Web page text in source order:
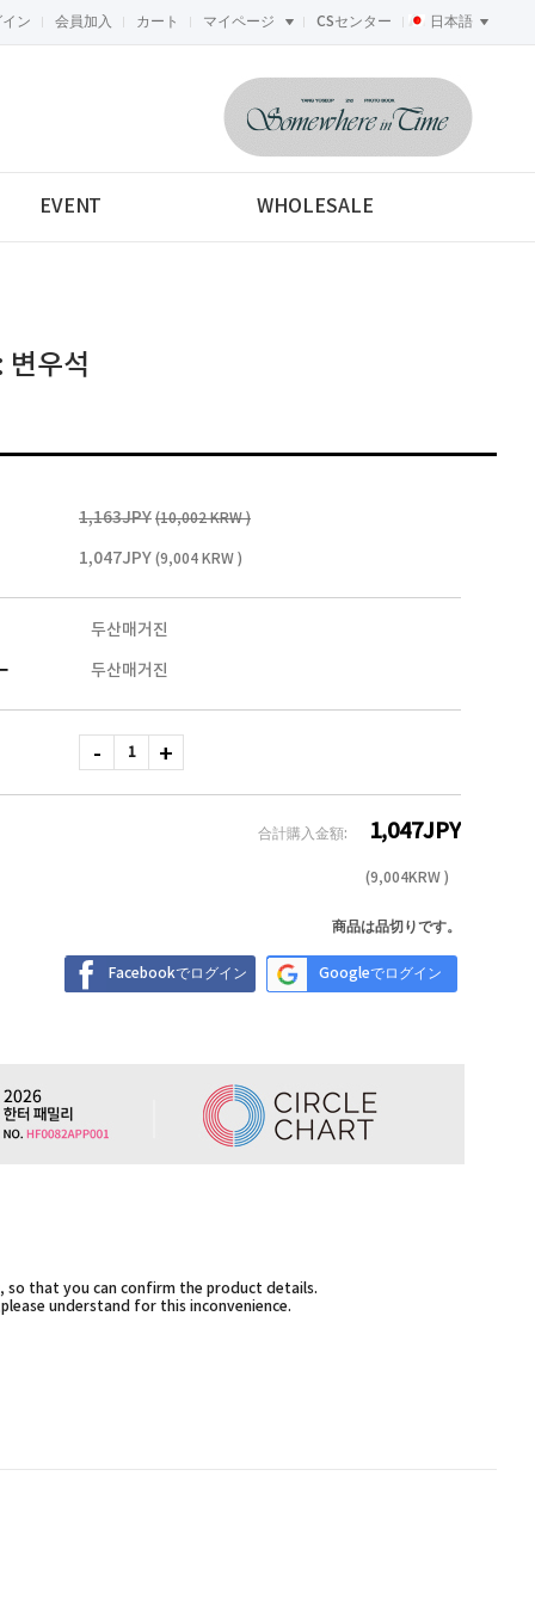
イン 会員加入 カート マイページ CSセンター 日本語
<-->
EVENT WHOLESALE
우석
1,163JPY (10,002 KRW )
1,047JPY (9,004 KRW )
두산매거진
두산매거진
合計購入金額: 1,047JPY
(9,004KRW )
商品は品切りです。
Facebookでログイン Googleでログイン
that you can confirm the product details.
understand for this inconvenience.